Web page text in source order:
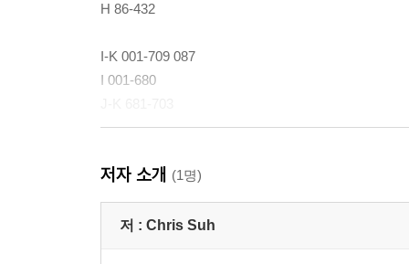
H 86-432
I-K 001-709 087
I 001-680
L 001-063
M-N 064-124
O-R 125-163
저자 소개 (1명)
저 : Chris Suh